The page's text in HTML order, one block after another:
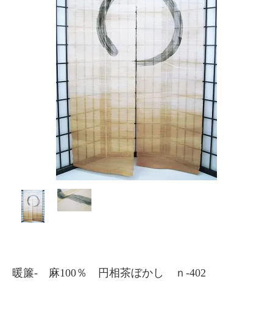
暖簾- 麻100％ 円相茶ぼかし ｎ-402